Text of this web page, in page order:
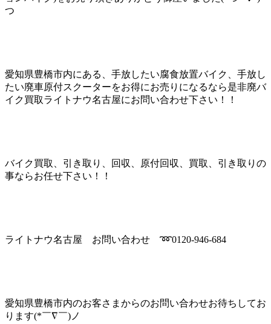
つ
愛知県豊橋市内にある、手放したい腐食放置バイク、手放し
たい廃車原付スクーターをお得にお売りになるなら是非廃バ
イク買取ライトナウ名古屋にお問い合わせ下さい！！
バイク買取、引き取り、回収、原付回収、買取、引き取りの
事ならお任せ下さい！！
ライトナウ名古屋 お問い合わせ ➿0120-946-684
愛知県豊橋市内のお客さまからのお問い合わせお待ちしてお
ります(*￣∇￣)ノ